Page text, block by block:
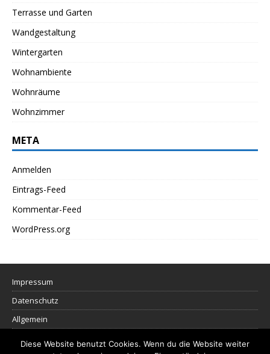
Terrasse und Garten
Wandgestaltung
Wintergarten
Wohnambiente
Wohnräume
Wohnzimmer
META
Anmelden
Eintrags-Feed
Kommentar-Feed
WordPress.org
Impressum
Datenschutz
Allgemein
Diese Website benutzt Cookies. Wenn du die Website weiter